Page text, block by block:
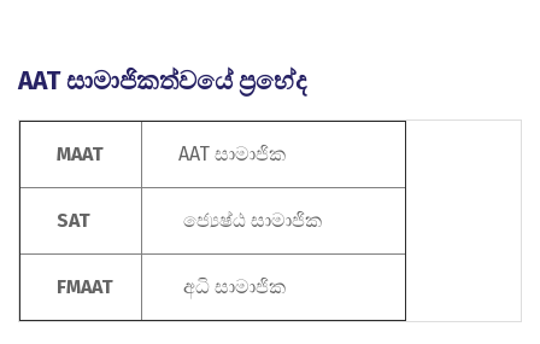
AAT සාමාජිකත්වයේ ප්‍රභේද
MAAT AAT සාමාජික
SAT ජ්‍යෙෂ්ඨ සාමාජික
FMAAT අධි සාමාජික